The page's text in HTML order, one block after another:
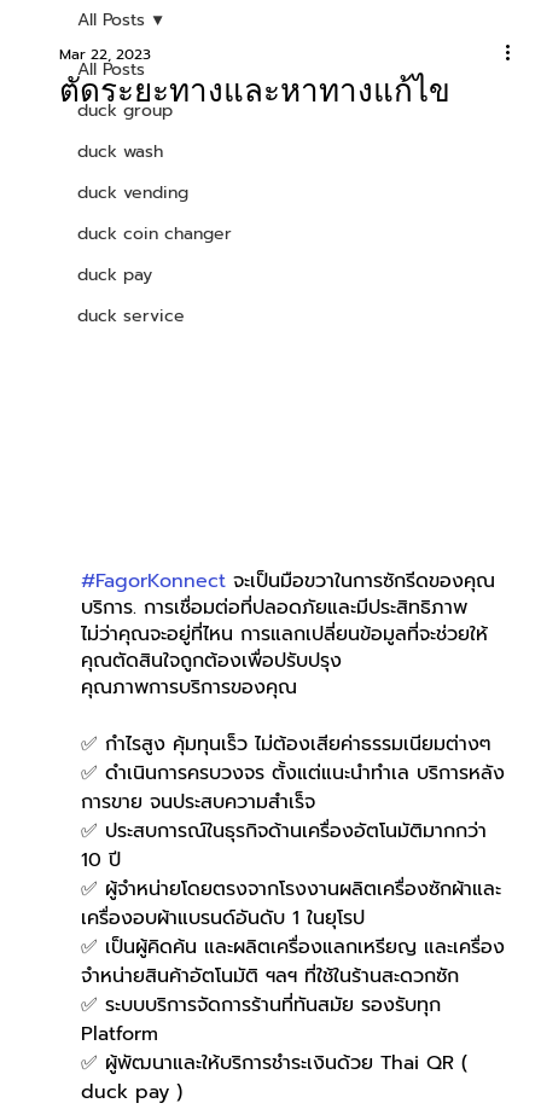
All Posts
duck group
duck wash
duck vending
duck coin changer
duck pay
duck service
All Posts
ตัดระยะทางและหาทางแก้ไข
Mar 22, 2023
#FagorKonnect จะเป็นมือขวาในการซักรีดของคุณ
บริการ. การเชื่อมต่อที่ปลอดภัยและมีประสิทธิภาพ
ไม่ว่าคุณจะอยู่ที่ไหน การแลกเปลี่ยนข้อมูลที่จะช่วยให้
คุณตัดสินใจถูกต้องเพื่อปรับปรุง
คุณภาพการบริการของคุณ
✅ กำไรสูง คุ้มทุนเร็ว ไม่ต้องเสียค่าธรรมเนียมต่างๆ
✅ ดำเนินการครบวงจร ตั้งแต่แนะนำทำเล บริการหลัง
การขาย จนประสบความสำเร็จ
✅ ประสบการณ์ในธุรกิจด้านเครื่องอัตโนมัติมากกว่า
10 ปี
✅ ผู้จำหน่ายโดยตรงจากโรงงานผลิตเครื่องซักผ้าและ
เครื่องอบผ้าแบรนด์อันดับ 1 ในยุโรป
✅ เป็นผู้คิดค้น และผลิตเครื่องแลกเหรียญ และเครื่อง
จำหน่ายสินค้าอัตโนมัติ ฯลฯ ที่ใช้ในร้านสะดวกซัก
✅ ระบบบริการจัดการร้านที่ทันสมัย รองรับทุก
Platform
✅ ผู้พัฒนาและให้บริการชำระเงินด้วย Thai QR (
duck pay )